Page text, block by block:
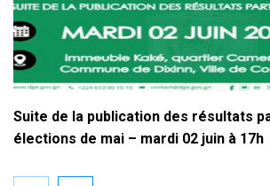
Suite de la publication des résultats
élections de mai – mardi 02 juin à 17h